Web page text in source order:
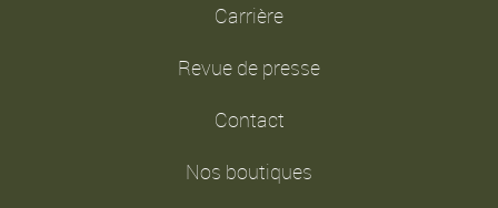
Carrière
Revue de presse
Contact
Nos boutiques